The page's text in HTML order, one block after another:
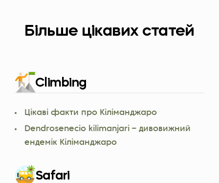
Більше цікавих статей
Climbing
Цікаві факти про Кіліманджаро
Dendrosenecio kilimanjari – дивовижний
ендемік Кіліманджаро
Safari